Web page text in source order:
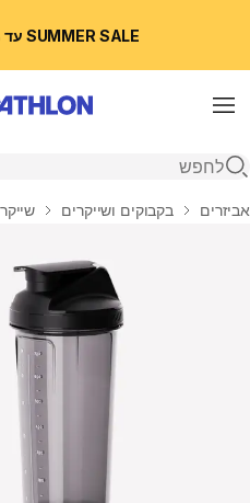
SUMMER SALE עד 50% הנחה 🛍️
Menu
פתיחת חיפוש
בית
אביזרים בקבוקים ושייקרים